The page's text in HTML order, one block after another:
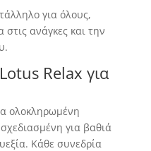
για όλους,
ανάγκες και την
Relax για
ολοκληρωμένη
για βαθιά
Κάθε συνεδρία